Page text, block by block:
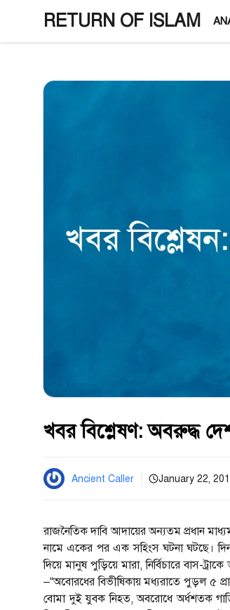
content
RETURN OF ISLAM
খবর বিশ্লেষণ: অবরুদ্ধ
Ancient Caller January 22,
রাজনৈতিক দাবি আদায়ের অন্যতম প্রধান
নামে একের পর এক সহিংস ঘটনা ঘটছে।
দিয়ে মানুষ পুড়িয়ে মারা, নির্বিচারে বাস-
–“অবোরধের বিভীষিকায় মধ্যরাতে পুড়ল ৫
বোমা দুই যুবক নিহত, অবরোধে অর্ধশতক